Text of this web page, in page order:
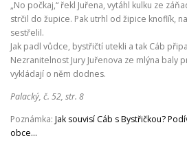
ODKAZY PŘÍRODA
ČTENÍ A POVĚSTI SKÁLY
ROUBENÉ STAVBY KAM NA
„No počkaj,“ řekl Juřena, vytáhl kulku ze
strčil do župice. Pak utrhl od žipice knoflík,
sestřelil.
Jak padl vůdce, bystřičtí utekli a tak Cáb
Nezranitelnost Jury Juřenova ze mlýna baly
vykládají o něm dodnes.
Palacký, č. 52, str. 8
Poznámka: Jak souvisí Cáb s Bystřičkou?
obce…